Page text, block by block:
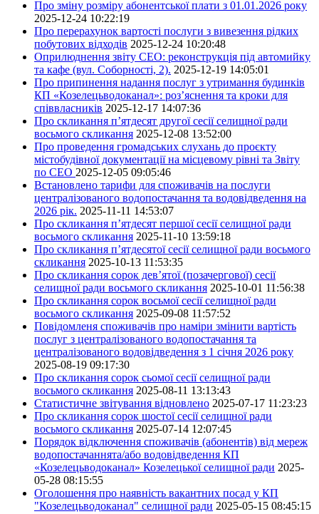
Про зміну розміру абонентської плати з 01.01.2026 року
2025-12-24 10:22:19
Про перерахунок вартості послуги з вивезення рідких
побутових відходів 2025-12-24 10:20:48
Оприлюднення звіту СЕО: реконструкція під автомийку
та кафе (вул. Соборності, 2). 2025-12-19 14:05:01
Про припинення надання послуг з утримання будинків
КП «Козелецьводоканал»: роз’яснення та кроки для
співвласників 2025-12-17 14:07:36
Про скликання п’ятдесят другої сесії селищної ради
восьмого скликання 2025-12-08 13:52:00
Про проведення громадських слухань до проєкту
містобудівної документації на місцевому рівні та Звіту
по СЕО 2025-12-05 09:05:46
Встановлено тарифи для споживачів на послуги
централізованого водопостачання та водовідведення на
2026 рік. 2025-11-11 14:53:07
Про скликання п’ятдесят першої сесії селищної ради
восьмого скликання 2025-11-10 13:59:18
Про скликання п’ятдесятої сесії селищної ради восьмого
скликання 2025-10-13 11:53:35
Про скликання сорок дев’ятої (позачергової) сесії
селищної ради восьмого скликання 2025-10-01 11:56:38
Про скликання сорок восьмої сесії селищної ради
восьмого скликання 2025-09-08 11:57:52
Повідомленя споживачів про наміри змінити вартість
послуг з централізованого водопостачання та
централізованого водовідведення з 1 січня 2026 року
2025-08-19 09:17:30
Про скликання сорок сьомої сесії селищної ради
восьмого скликання 2025-08-11 13:13:43
Статистичне звітування відновлено 2025-07-17 11:23:23
Про скликання сорок шостої сесії селищної ради
восьмого скликання 2025-07-14 12:07:45
Порядок відключення споживачів (абонентів) від мереж
водопостачаннята/або водовідведення КП
«Козелецьводоканал» Козелецької селищної ради 2025-
05-28 08:15:55
Оголошення про наявність вакантних посад у КП
"Козелецьводоканал" селищної ради 2025-05-15 08:45:15